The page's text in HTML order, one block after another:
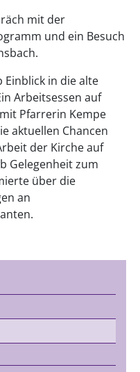
mit der
und ein Besuch
Einblick in die alte
Arbeitsessen auf
Pfarrerin Kempe
aktuellen Chancen
der Kirche auf
Gelegenheit zum
über die
an